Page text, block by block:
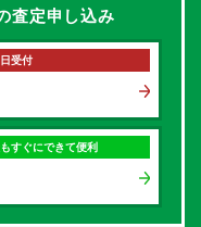
査定申し込み
受付
すぐにできて便利